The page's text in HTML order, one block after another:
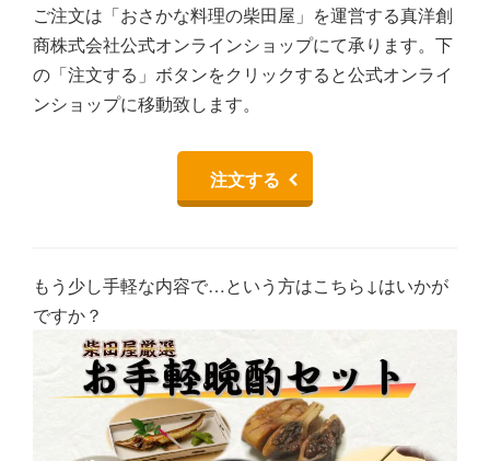
ご注文は「おさかな料理の柴田屋」を運営する真洋創
商株式会社公式オンラインショップにて承ります。下
の「注文する」ボタンをクリックすると公式オンライ
ンショップに移動致します。
注文する
もう少し手軽な内容で…という方はこちら↓はいかが
ですか？